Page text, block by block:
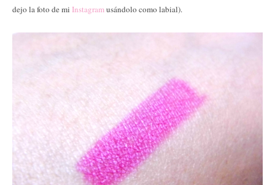
dejo la foto de mi Instagramusándolo como labial).